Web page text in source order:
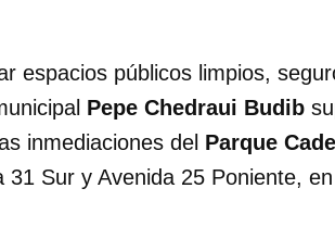
espacios públicos limpios,
Pepe Chedraui Budib
inmediaciones del Parque
31 Sur y Avenida 25 Poniente,